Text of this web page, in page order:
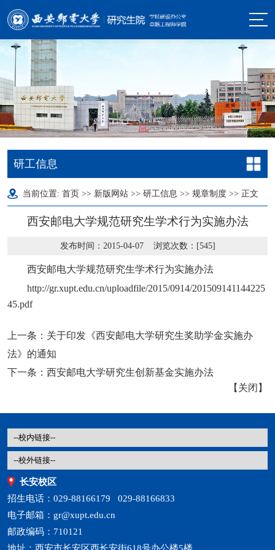
研工信息
当前位置: 首页 >> 新版网站 >> 研工信息 >> 规章制度 >> 正文
西安邮电大学规范研究生学术行为实施办法
发布时间：2015-04-07 浏览次数：[545]
西安邮电大学规范研究生学术行为实施办法
http://gr.xupt.edu.cn/uploadfile/2015/0914/201509141144225
45.pdf
上一条： 关于印发《西安邮电大学研究生奖助学金实施办
法》的通知
下一条： 西安邮电大学研究生创新基金实施办法
【 关闭 】
长安校区
招生电话：029-88166179 029-88166833
电子邮箱：gr@xupt.edu.cn
邮政编码：710121